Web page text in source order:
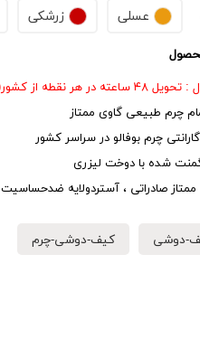
عسلی زرشکی
هر نقطه از کشور(ارسال رایگان)
چرم طبیعی گاوی ممتاز
چرم بوفالو در سراسر کشور
شده با دوخت لیزری
ممتاز صادراتی ، آستردولایه ضدحساسیت
دوشی کیف-دوشی-چرم